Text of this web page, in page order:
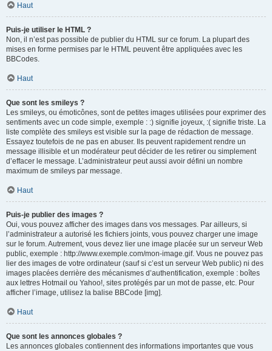
Haut
Puis-je utiliser le HTML ?
Non, il n’est pas possible de publier du HTML sur ce forum. La plupart des
mises en forme permises par le HTML peuvent être appliquées avec les
BBCodes.
Haut
Que sont les smileys ?
Les smileys, ou émoticônes, sont de petites images utilisées pour exprimer des
sentiments avec un code simple, exemple : :) signifie joyeux, :( signifie triste. La
liste complète des smileys est visible sur la page de rédaction de message.
Essayez toutefois de ne pas en abuser. Ils peuvent rapidement rendre un
message illisible et un modérateur peut décider de les retirer ou simplement
d’effacer le message. L’administrateur peut aussi avoir défini un nombre
maximum de smileys par message.
Haut
Puis-je publier des images ?
Oui, vous pouvez afficher des images dans vos messages. Par ailleurs, si
l’administrateur a autorisé les fichiers joints, vous pouvez charger une image
sur le forum. Autrement, vous devez lier une image placée sur un serveur Web
public, exemple : http://www.exemple.com/mon-image.gif. Vous ne pouvez pas
lier des images de votre ordinateur (sauf si c’est un serveur Web public) ni des
images placées derrière des mécanismes d’authentification, exemple : boîtes
aux lettres Hotmail ou Yahoo!, sites protégés par un mot de passe, etc. Pour
afficher l’image, utilisez la balise BBCode [img].
Haut
Que sont les annonces globales ?
Les annonces globales contiennent des informations importantes que vous